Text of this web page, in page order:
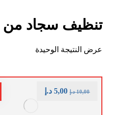
تنظيف سجاد من
عرض النتيجة الوحيدة
10,00 د.إ 5,00 د.إ